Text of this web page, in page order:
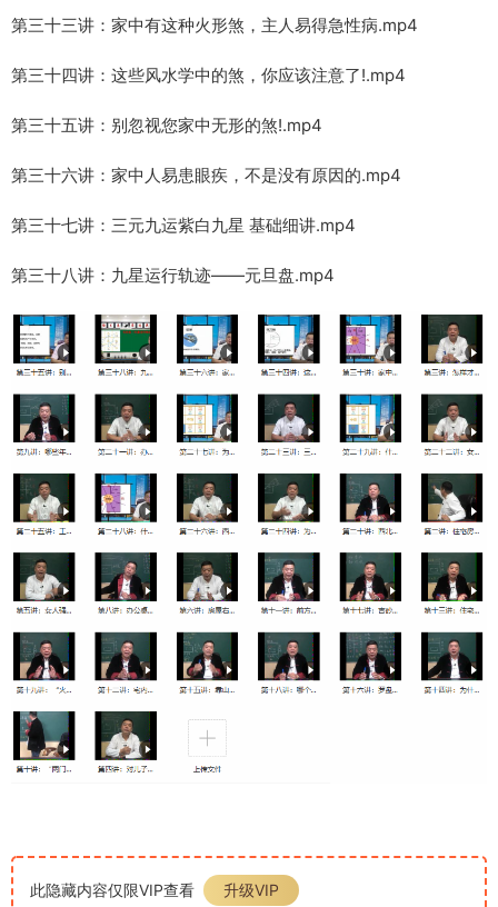
第三十三讲：家中有这种火形煞，主人易得急性病.mp4
第三十四讲：这些风水学中的煞，你应该注意了!.mp4
第三十五讲：别忽视您家中无形的煞!.mp4
第三十六讲：家中人易患眼疾，不是没有原因的.mp4
第三十七讲：三元九运紫白九星 基础细讲.mp4
第三十八讲：九星运行轨迹——元旦盘.mp4
此隐藏内容仅限VIP查看 升级VIP